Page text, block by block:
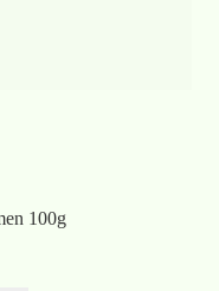
100g